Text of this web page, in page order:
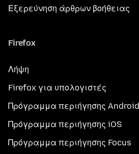
Εξερεύνηση άρθρων βοήθειας
Firefox
Λήψη
Firefox για υπολογιστές
Πρόγραμμα περιήγησης Android
Πρόγραμμα περιήγησης iOS
Πρόγραμμα περιήγησης Focus